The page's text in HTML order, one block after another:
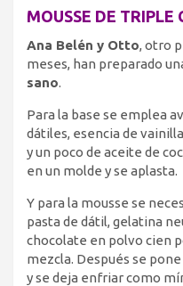
MOUSSE DE TRIPLE
Ana Belén y Otto, otro
meses, han preparado
sano.
Para la base se emplea
dátiles, esencia de
y un poco de aceite de
en un molde y se aplasta.
Y para la mousse se
pasta de dátil, gelatina
chocolate en polvo cien
mezcla. Después se
y se deja enfriar como